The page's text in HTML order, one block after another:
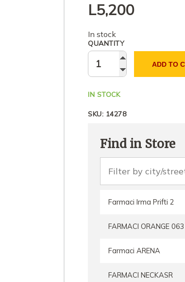
L5,200
In stock
QUANTITY
ADD TO
IN STOCK
SKU: 14278
Find in Store
Farmaci Irma Prifti 2
FARMACI ORANGE 063
Farmaci ARENA
FARMACI NECKASR